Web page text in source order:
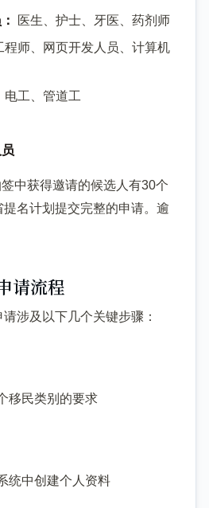
医生、护士、牙医、药剂师
程师、网页开发人员、计算机
电工、管道工
中获得邀请的候选人有30个
名计划提交完整的申请。逾
请流程
涉及以下几个关键步骤：
移民类别的要求
统中创建个人资料